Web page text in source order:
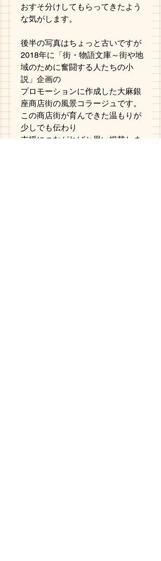
おすそ分けしてもらってきたよう
な気がします。
後半の写真はちょっと古いですが
2018年に「街・物語文庫～街や地
域のために奮闘する人たちの小
説」企画の
プロモーションに作成した大麻銀
座商店街の風景コラージュです。
この商店街が育んできた温もりが
少しでも伝わり
支援につながればと思い掲載しま